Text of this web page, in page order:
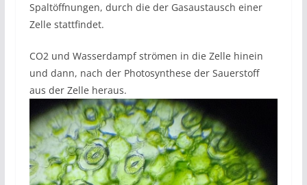
Spaltöffnungen, durch die der Gasaustausch einer
Zelle stattfindet.
CO2 und Wasserdampf strömen in die Zelle hinein
und dann, nach der Photosynthese der Sauerstoff
aus der Zelle heraus.